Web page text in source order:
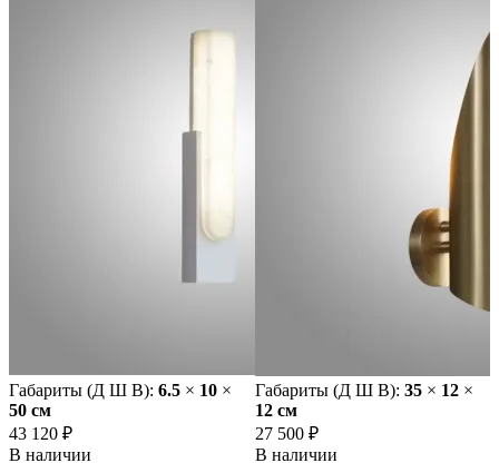
Габариты (Д Ш В): 6.5 × 10 ×
50 cм
43 120 ₽
В наличии
Габариты (Д Ш В): 35 × 12 ×
12 cм
27 500 ₽
В наличии